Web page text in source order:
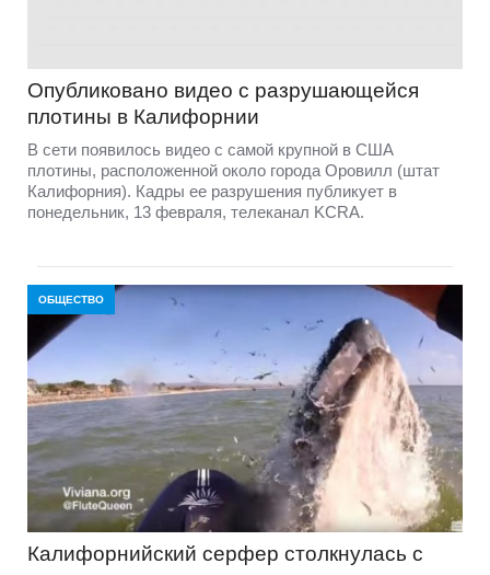
Опубликовано видео с разрушающейся
плотины в Калифорнии
В сети появилось видео с самой крупной в США
плотины, расположенной около города Оровилл (штат
Калифорния). Кадры ее разрушения публикует в
понедельник, 13 февраля, телеканал KCRA.
ОБЩЕСТВО
Калифорнийский серфер столкнулась с